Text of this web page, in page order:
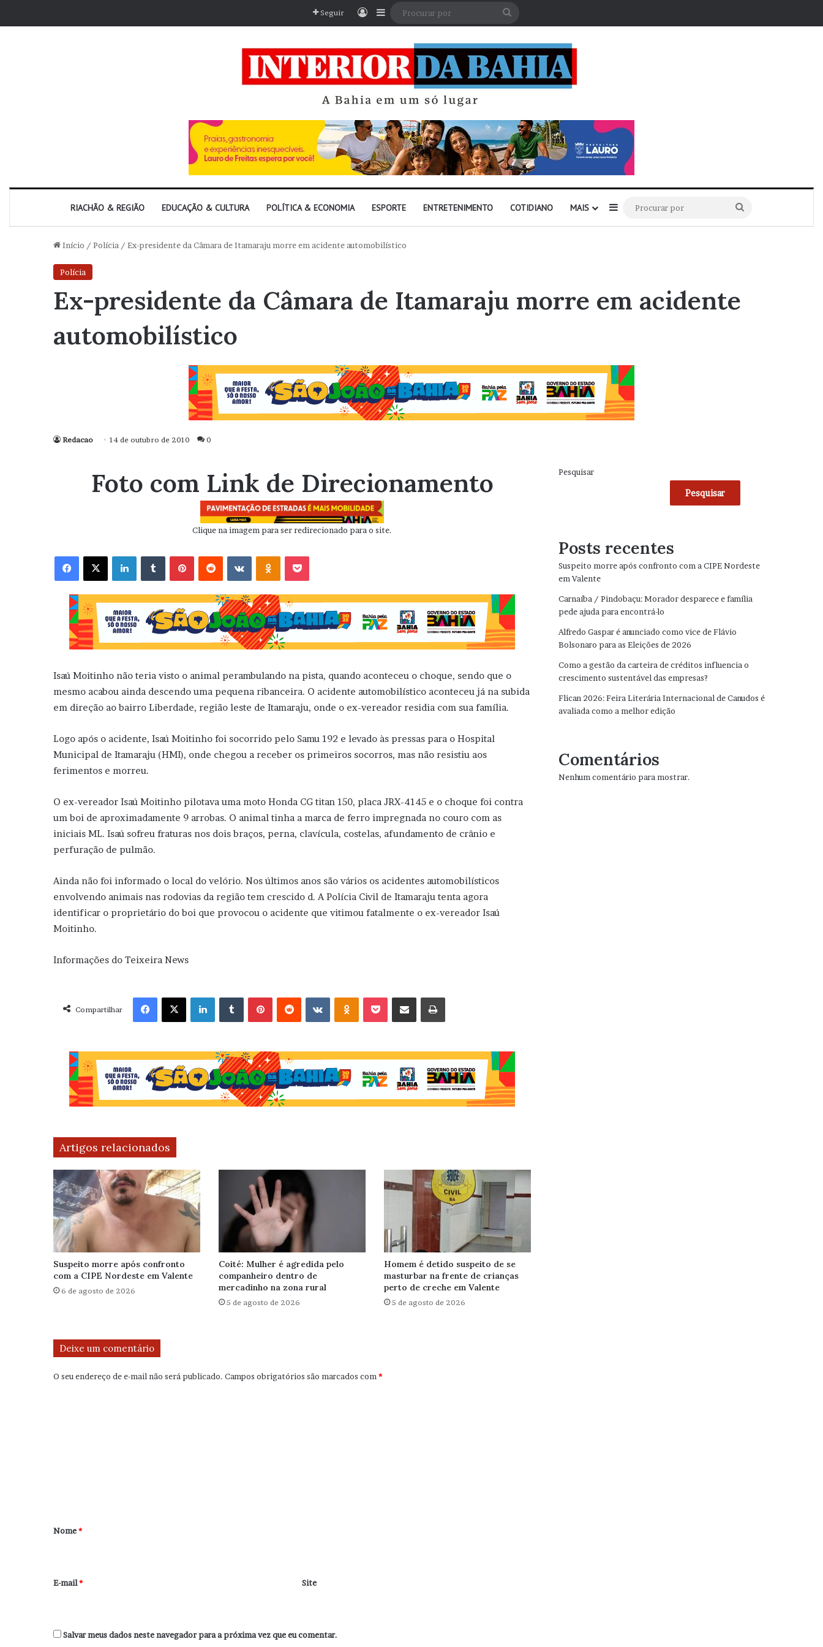
Seguir EntrarBarra Lateral
RIACHÃO & REGIÃO EDUCAÇÃO & CULTURA POLÍTICA & ECONOMIA ESPORTE ENTRETENIMENTO COTIDIANO MAIS Barra Lateral
por
Início / Polícia / Ex-presidente da Câmara de Itamaraju morre em acidente automobilístico
Polícia
Ex-presidente da Câmara de Itamaraju morre em acidente
automobilístico
Redacao 14 de outubro de 2010 0
Foto com Link de Direcionamento
Clique na imagem para ser redirecionado para o site.
Facebook X Linkedin VK OK
Isaú Moitinho não teria visto o animal perambulando na pista, quando aconteceu o choque, sendo que o
mesmo acabou ainda descendo uma pequena ribanceira. O acidente automobilístico aconteceu já na subida
em direção ao bairro Liberdade, região leste de Itamaraju, onde o ex-vereador residia com sua família.
Logo após o acidente, Isaú Moitinho foi socorrido pelo Samu 192 e levado às pressas para o Hospital
Municipal de Itamaraju (HMI), onde chegou a receber os primeiros socorros, mas não resistiu aos
ferimentos e morreu.
O ex-vereador Isaú Moitinho pilotava uma moto Honda CG titan 150, placa JRX-4145 e o choque foi contra
um boi de aproximadamente 9 arrobas. O animal tinha a marca de ferro impregnada no couro com as
iniciais ML. Isaú sofreu fraturas nos dois braços, perna, clavícula, costelas, afundamento de crânio e
perfuração de pulmão.
Ainda não foi informado o local do velório. Nos últimos anos são vários os acidentes automobilísticos
envolvendo animais nas rodovias da região tem crescido d. A Polícia Civil de Itamaraju tenta agora
identificar o proprietário do boi que provocou o acidente que vitimou fatalmente o ex-vereador Isaú
Moitinho.
Informações do Teixeira News
Compartilhar
Facebook X Linkedin VK OK
Artigos relacionados
Suspeito morre após confronto
com a CIPE Nordeste em Valente
6 de agosto de 2026
Coité: Mulher é agredida pelo
companheiro dentro de
mercadinho na zona rural
5 de agosto de 2026
Homem é detido suspeito de se
masturbar na frente de crianças
perto de creche em Valente
5 de agosto de 2026
Deixe um comentário
O seu endereço de e-mail não será publicado. Campos obrigatórios são marcados com*
r
*
Nome*
E-mail* Site
Salvar meus dados neste navegador para a próxima vez que eu comentar.
Pesquisar
Pesquisar
Posts recentes
Suspeito morre após confronto com a CIPE Nordeste
em Valente
Carnaíba / Pindobaçu: Morador desparece e família
pede ajuda para encontrá-lo
Alfredo Gaspar é anunciado como vice de Flávio
Bolsonaro para as Eleições de 2026
Como a gestão da carteira de créditos influencia o
crescimento sustentável das empresas?
Flican 2026: Feira Literária Internacional de Canudos é
avaliada como a melhor edição
Comentários
Nenhum comentário para mostrar.